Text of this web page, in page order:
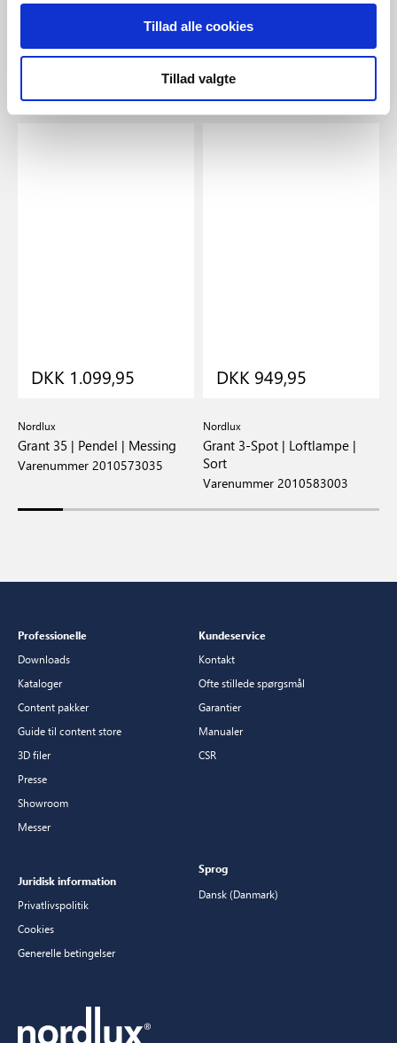
Tillad alle cookies
Tillad valgte
Varenummer 2070011401
Relaterede produkter
DKK 1.099,95
Nordlux
Grant 35 | Pendel | Messing
Varenummer 2010573035
DKK 949,95
Nordlux
Grant 3-Spot | Loftlampe |
Sort
Varenummer 2010583003
Professionelle
Downloads
Kataloger
Content pakker
Guide til content store
3D filer
Presse
Showroom
Messer
Kundeservice
Kontakt
Ofte stillede spørgsmål
Garantier
Manualer
CSR
Juridisk information
Privatlivspolitik
Cookies
Generelle betingelser
Sprog
Dansk (Danmark)